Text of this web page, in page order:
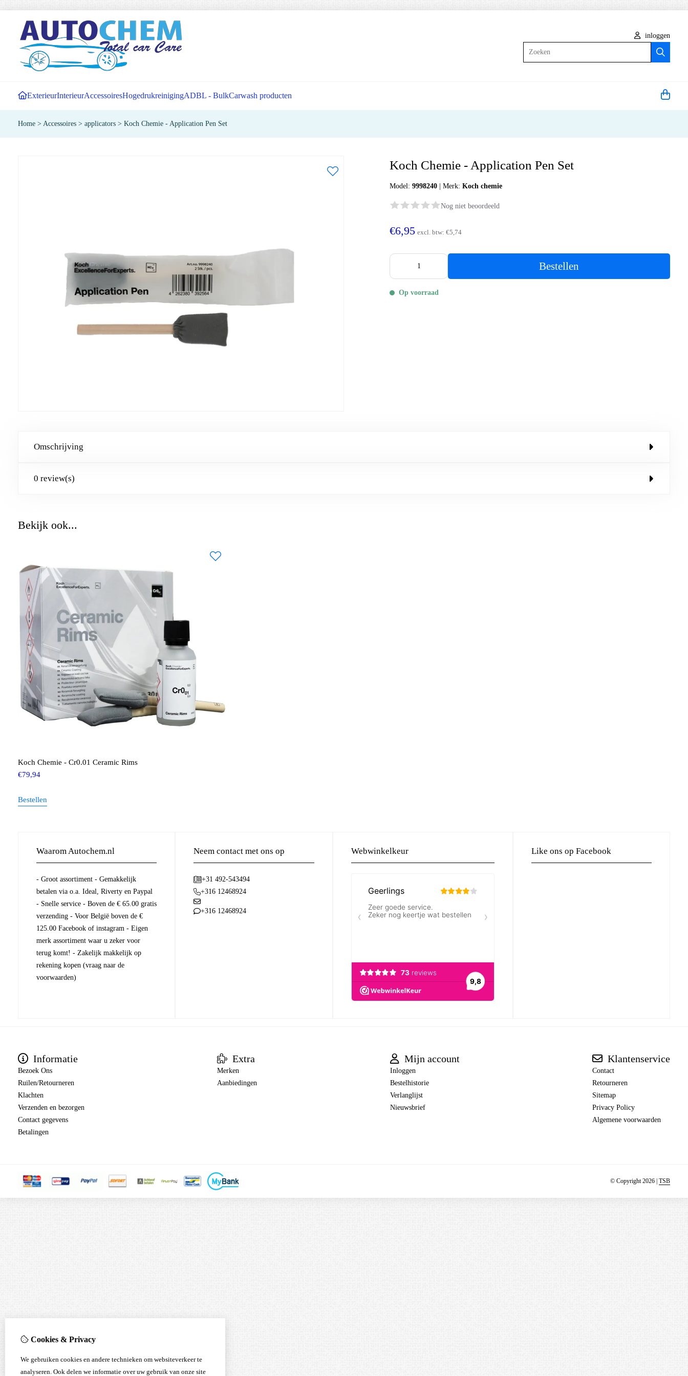
inloggen
ExterieurInterieurAccessoiresHogedrukreinigingADBL - BulkCarwash producten
Home > Accessoires > applicators > Koch Chemie - Application Pen Set
Koch Chemie - Application Pen Set
Model:9998240 |Merk:Koch chemie
Nog niet beoordeeld
€6,95 excl. btw:€5,74
Bestellen
Op voorraad
Omschrijving
0 review(s)
Bekijk ook...
Koch Chemie - Cr0.01 Ceramic Rims
€79,94
Bestellen
Waarom Autochem.nl
- Groot assortiment - Gemakkelijk
betalen via o.a. Ideal, Riverty en Paypal
- Snelle service - Boven de € 65.00 gratis
verzending - Voor België boven de €
125.00 Facebook of instagram - Eigen
merk assortiment waar u zeker voor
terug komt! - Zakelijk makkelijk op
rekening kopen (vraag naar de
voorwaarden)
Neem contact met ons op
+31 492-543494
+316 12468924
+316 12468924
Webwinkelkeur Like ons op Facebook
Informatie
Bezoek Ons
Ruilen/Retourneren
Klachten
Verzenden en bezorgen
Contact gegevens
Betalingen
Extra
Merken
Aanbiedingen
Mijn account
Inloggen
Bestelhistorie
Verlanglijst
Nieuwsbrief
Klantenservice
Contact
Retourneren
Sitemap
Privacy Policy
Algemene voorwaarden
© Copyright 2026 | TSB
Cookies & Privacy
We gebruiken cookies en andere technieken om websiteverkeer te
analyseren. Ook delen we informatie over uw gebruik van onze site